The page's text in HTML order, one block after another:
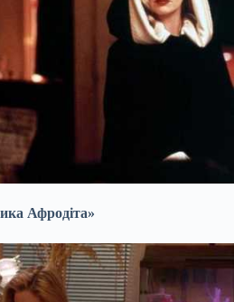
Афродіта»